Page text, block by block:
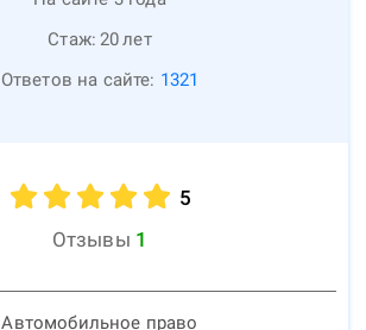
Стаж: 20лет
Ответов на сайте: 1321
5
Отзывы 1
Автомобильное право